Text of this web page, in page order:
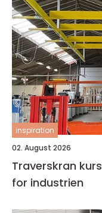
inspiration
02. August 2026
Traverskran kurs trygg og riktig opplæring
for industrien